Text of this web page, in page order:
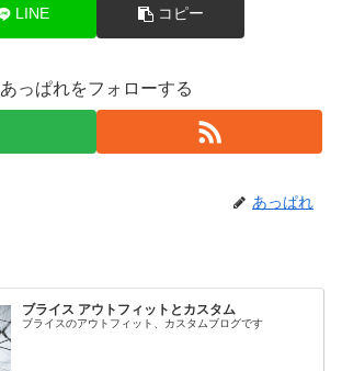
LINE コピー
あっぱれをフォローする
あっぱれ
ブライス アウトフィットとカスタム
ブライスのアウトフィット、カスタムブログです